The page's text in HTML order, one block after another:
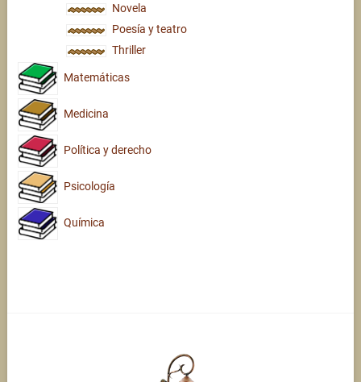
Novela
Poesía y teatro
Thriller
Matemáticas
Medicina
Política y derecho
Psicología
Química